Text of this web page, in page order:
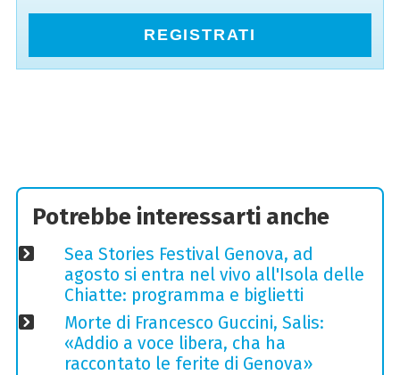
REGISTRATI
Potrebbe interessarti anche
Sea Stories Festival Genova, ad
agosto si entra nel vivo all'Isola delle
Chiatte: programma e biglietti
Morte di Francesco Guccini, Salis:
«Addio a voce libera, cha ha
raccontato le ferite di Genova»